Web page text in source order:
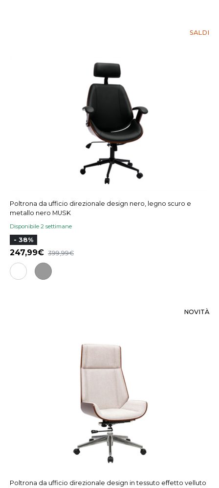
SALDI
Poltrona da ufficio direzionale design nero, legno scuro e
metallo nero MUSK
Disponibile 2 settimane
- 38%
247,99 399,99
NOVITÀ
Poltrona da ufficio direzionale design in tessuto effetto velluto